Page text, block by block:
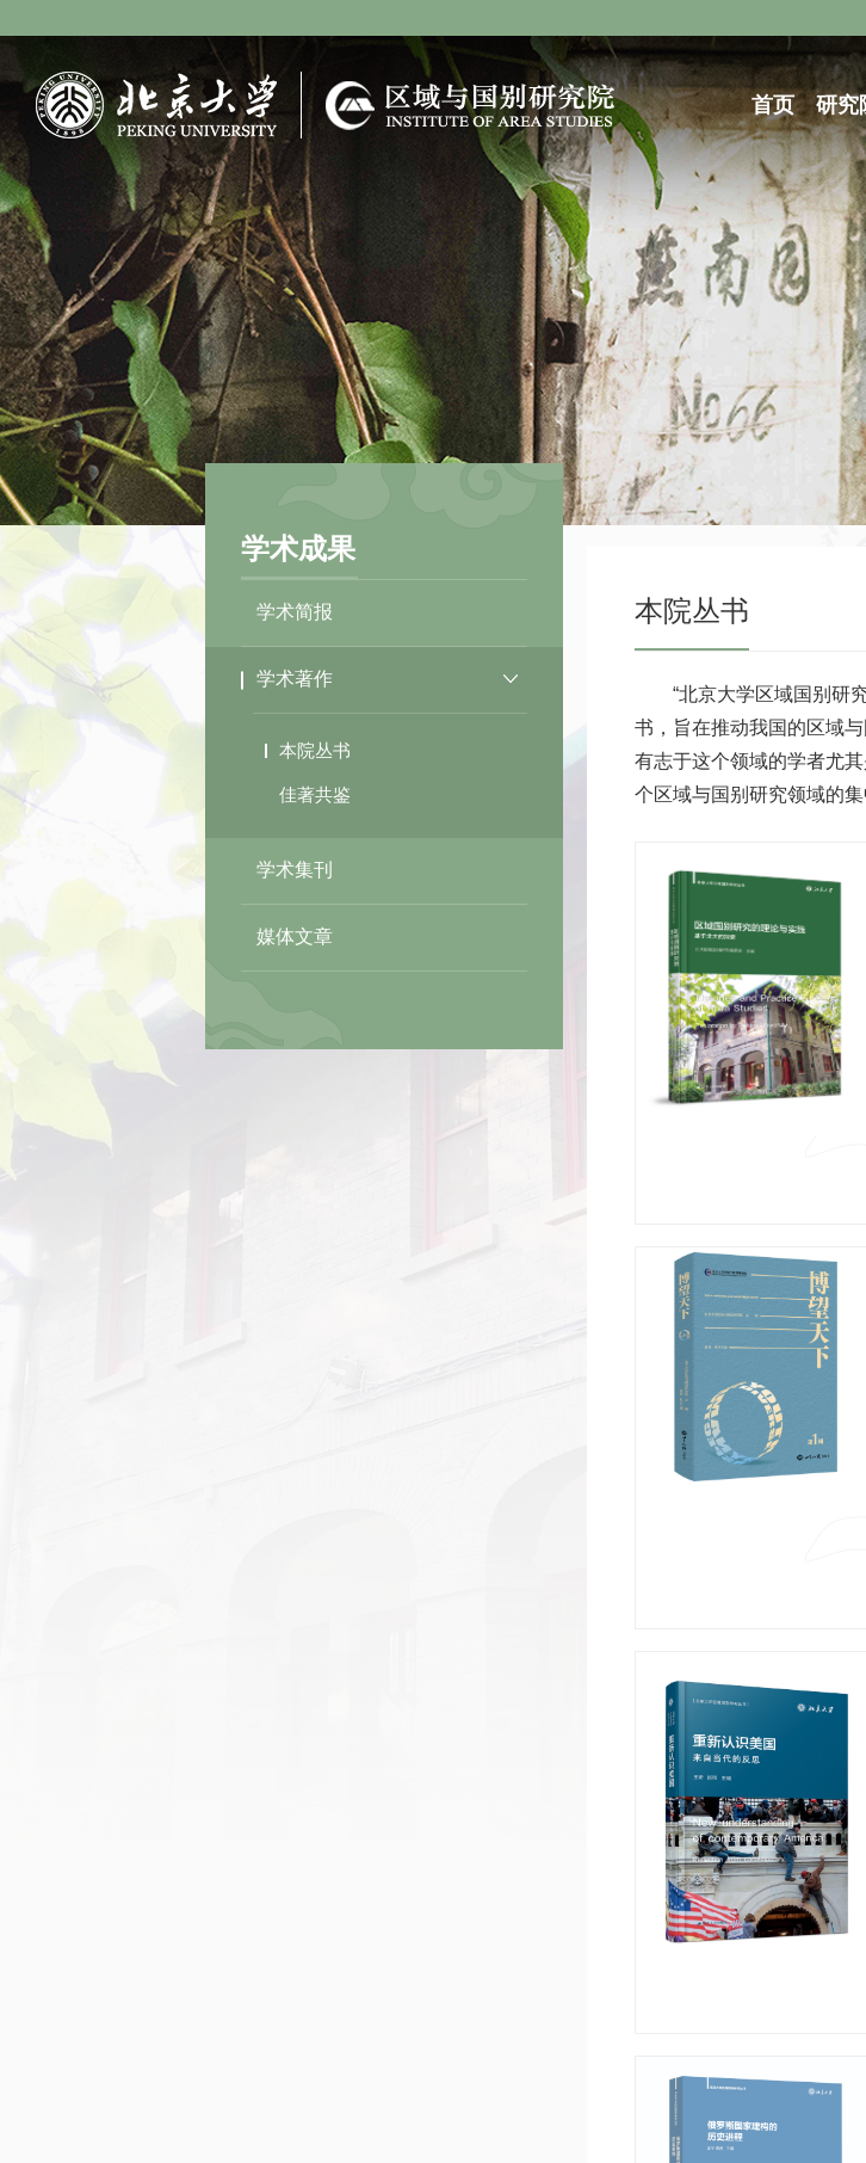
首页 研究
学术成果
学术简报
学术著作
本院丛书
佳著共鉴
学术集刊
媒体文章
本院丛书
“北京大学区域国别研
书，旨在推动我国的区域
有志于这个领域的学者尤
个区域与国别研究领域的集